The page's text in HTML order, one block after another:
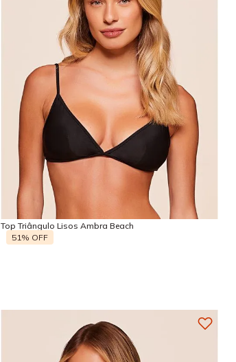
P M G GG
Adicionar na sacola
Top Triângulo Lisos Ambra Beach
51% OFF